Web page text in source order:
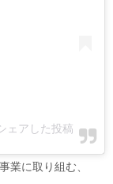
ェアした投稿
業に取り組む、